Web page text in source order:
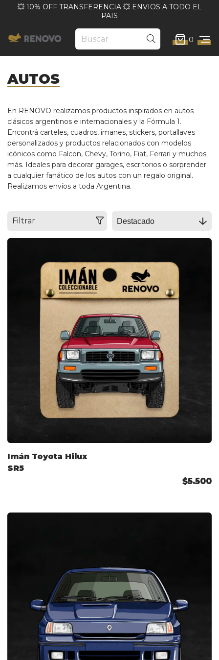
💥 10% OFF TRANSFERENCIA 💥 ENVIOS A TODO EL
PAIS
0
AUTOS
En RENOVO realizamos productos inspirados en autos
clásicos argentinos e internacionales y la Fórmula 1.
Encontrá carteles, cuadros, imanes, stickers, portallaves
personalizados y productos relacionados con modelos
icónicos como Falcon, Chevy, Torino, Fiat, Ferrari y muchos
más. Ideales para decorar garages, escritorios o sorprender
a cualquier fanático de los autos con un regalo original.
Realizamos envíos a toda Argentina.
Filtrar
Imán Toyota Hilux
SR5
$5.500